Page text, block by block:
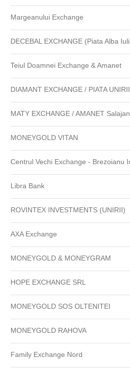
Margeanului Exchange
Teiul Doamnei Exchange & Amanet
DIAMANT EXCHANGE / PIATA UNIRII
MATY EXCHANGE / AMANET Salajan
MONEYGOLD VITAN
Libra Bank
ROVINTEX INVESTMENTS (UNIRII)
AXA Exchange
MONEYGOLD & MONEYGRAM
HOPE EXCHANGE SRL
MONEYGOLD SOS OLTENITEI
MONEYGOLD RAHOVA
Family Exchange Nord